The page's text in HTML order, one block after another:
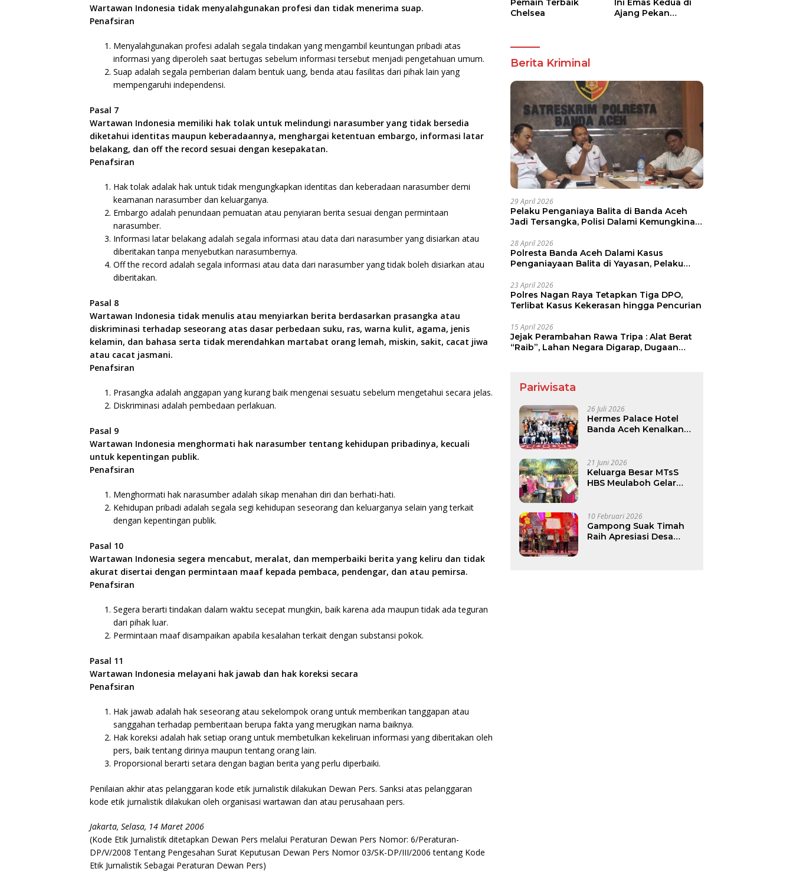
Wartawan Indonesia tidak menyalahgunakan profesi dan tidak menerima suap.
Penafsiran
Menyalahgunakan profesi adalah segala tindakan yang mengambil keuntungan pribadi atas
informasi yang diperoleh saat bertugas sebelum informasi tersebut menjadi pengetahuan umum.
Suap adalah segala pemberian dalam bentuk uang, benda atau fasilitas dari pihak lain yang
mempengaruhi independensi.
Pasal 7
Wartawan Indonesia memiliki hak tolak untuk melindungi narasumber yang tidak bersedia
diketahui identitas maupun keberadaannya, menghargai ketentuan embargo, informasi latar
belakang, dan off the record sesuai dengan kesepakatan.
Penafsiran
Hak tolak adalak hak untuk tidak mengungkapkan identitas dan keberadaan narasumber demi
keamanan narasumber dan keluarganya.
Embargo adalah penundaan pemuatan atau penyiaran berita sesuai dengan permintaan
narasumber.
Informasi latar belakang adalah segala informasi atau data dari narasumber yang disiarkan atau
diberitakan tanpa menyebutkan narasumbernya.
Off the record adalah segala informasi atau data dari narasumber yang tidak boleh disiarkan atau
diberitakan.
Pasal 8
Wartawan Indonesia tidak menulis atau menyiarkan berita berdasarkan prasangka atau
diskriminasi terhadap seseorang atas dasar perbedaan suku, ras, warna kulit, agama, jenis
kelamin, dan bahasa serta tidak merendahkan martabat orang lemah, miskin, sakit, cacat jiwa
atau cacat jasmani.
Penafsiran
Prasangka adalah anggapan yang kurang baik mengenai sesuatu sebelum mengetahui secara jelas.
Diskriminasi adalah pembedaan perlakuan.
Pasal 9
Wartawan Indonesia menghormati hak narasumber tentang kehidupan pribadinya, kecuali
untuk kepentingan publik.
Penafsiran
Menghormati hak narasumber adalah sikap menahan diri dan berhati-hati.
Kehidupan pribadi adalah segala segi kehidupan seseorang dan keluarganya selain yang terkait
dengan kepentingan publik.
Pasal 10
Wartawan Indonesia segera mencabut, meralat, dan memperbaiki berita yang keliru dan tidak
akurat disertai dengan permintaan maaf kepada pembaca, pendengar, dan atau pemirsa.
Penafsiran
Segera berarti tindakan dalam waktu secepat mungkin, baik karena ada maupun tidak ada teguran
dari pihak luar.
Permintaan maaf disampaikan apabila kesalahan terkait dengan substansi pokok.
Pasal 11
Wartawan Indonesia melayani hak jawab dan hak koreksi secara
Penafsiran
Hak jawab adalah hak seseorang atau sekelompok orang untuk memberikan tanggapan atau
sanggahan terhadap pemberitaan berupa fakta yang merugikan nama baiknya.
Hak koreksi adalah hak setiap orang untuk membetulkan kekeliruan informasi yang diberitakan oleh
pers, baik tentang dirinya maupun tentang orang lain.
Proporsional berarti setara dengan bagian berita yang perlu diperbaiki.
Penilaian akhir atas pelanggaran kode etik jurnalistik dilakukan Dewan Pers. Sanksi atas pelanggaran
kode etik jurnalistik dilakukan oleh organisasi wartawan dan atau perusahaan pers.
Jakarta, Selasa, 14 Maret 2006
(Kode Etik Jurnalistik ditetapkan Dewan Pers melalui Peraturan Dewan Pers Nomor: 6/Peraturan-
DP/V/2008 Tentang Pengesahan Surat Keputusan Dewan Pers Nomor 03/SK-DP/III/2006 tentang Kode
Etik Jurnalistik Sebagai Peraturan Dewan Pers)
Pemain Terbaik
Chelsea
Ini Emas Kedua di
Ajang Pekan
Berita Kriminal
29 April 2026
Pelaku Penganiaya Balita di Banda Aceh
Jadi Tersangka, Polisi Dalami Kemungkinan
28 April 2026
Polresta Banda Aceh Dalami Kasus
Penganiayaan Balita di Yayasan, Pelaku
23 April 2026
Polres Nagan Raya Tetapkan Tiga DPO,
Terlibat Kasus Kekerasan hingga Pencurian
15 April 2026
Jejak Perambahan Rawa Tripa : Alat Berat
“Raib”, Lahan Negara Digarap, Dugaan
Pariwisata
26 Juli 2026
Hermes Palace Hotel
Banda Aceh Kenalkan
21 Juni 2026
Keluarga Besar MTsS
HBS Meulaboh Gelar
10 Februari 2026
Gampong Suak Timah
Raih Apresiasi Desa